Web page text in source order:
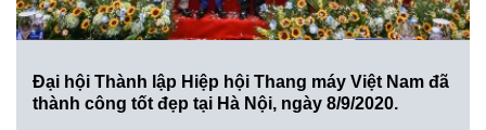
Đại hội Thành lập Hiệp hội Thang máy Việt Nam đã
thành công tốt đẹp tại Hà Nội, ngày 8/9/2020.